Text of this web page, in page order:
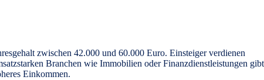
zwischen 42.000 und 60.000 Euro. Einsteiger verdienen
Branchen wie Immobilien oder Finanzdienstleistungen gibt
Einkommen.